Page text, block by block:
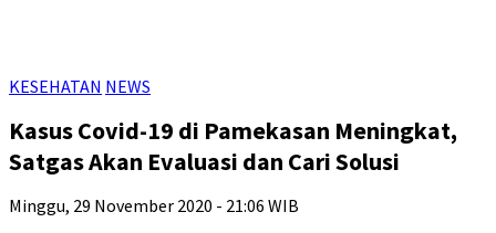
KESEHATAN NEWS
Kasus Covid-19 di Pamekasan Meningkat,
Satgas Akan Evaluasi dan Cari Solusi
Minggu, 29 November 2020 - 21:06 WIB